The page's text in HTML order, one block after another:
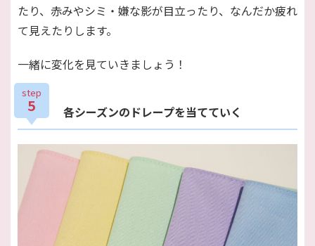
たり、赤みやシミ・嫌な影が目立ったり、なんだか疲れ
て見えたりします。
一緒に変化を見ていきましょう！
step
5 各シーズンのドレープを当てていく